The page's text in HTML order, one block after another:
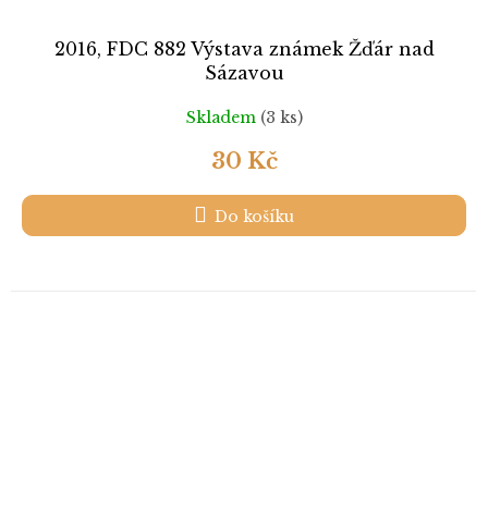
2016, FDC 882 Výstava známek Žďár nad
Sázavou
Skladem (3 ks)
30 Kč
Do košíku